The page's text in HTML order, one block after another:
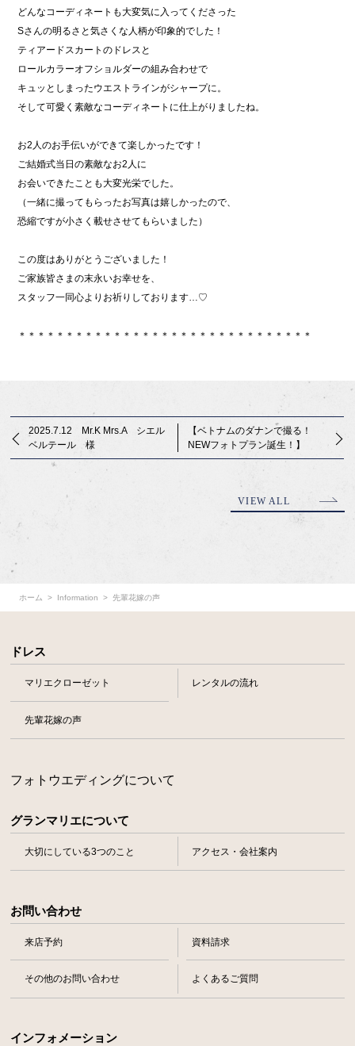
どんなコーディネートも大変気に入ってくださった
Sさんの明るさと気さくな人柄が印象的でした！
ティアードスカートのドレスと
ロールカラーオフショルダーの組み合わせで
キュッとしまったウエストラインがシャープに。
そして可愛く素敵なコーディネートに仕上がりましたね。
お2人のお手伝いができて楽しかったです！
ご結婚式当日の素敵なお2人に
お会いできたことも大変光栄でした。
（一緒に撮ってもらったお写真は嬉しかったので、
恐縮ですが小さく載せさせてもらいました）
この度はありがとうございました！
ご家族皆さまの末永いお幸せを、
スタッフ一同心よりお祈りしております…♡
＊＊＊＊＊＊＊＊＊＊＊＊＊＊＊＊＊＊＊＊＊＊＊＊＊＊＊＊＊＊＊
2025.7.12 Mr.K Mrs.A シエル
ベルテール 様
【ベトナムのダナンで撮る！
NEWフォトプラン誕生！】
VIEW ALL
ホーム Information 先輩花嫁の声
ドレス
マリエクローゼット レンタルの流れ
先輩花嫁の声
フォトウエディングについて
グランマリエについて
大切にしている3つのこと アクセス・会社案内
お問い合わせ
来店予約 資料請求
その他のお問い合わせ よくあるご質問
インフォメーション